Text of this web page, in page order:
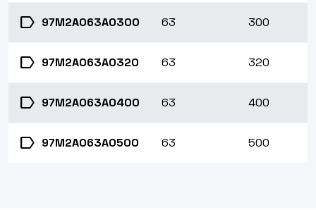
label 97M2A063A0300 63 300
label 97M2A063A0320 63 320
label 97M2A063A0400 63 400
label 97M2A063A0500 63 500